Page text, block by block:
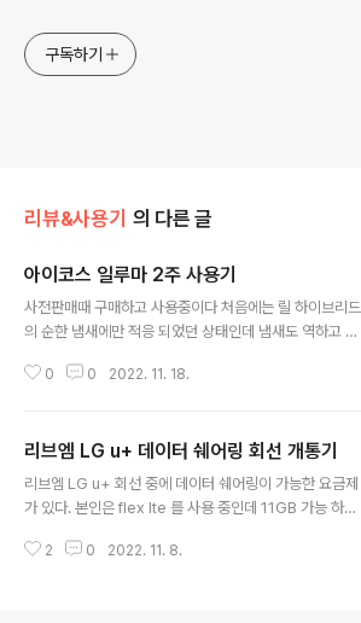
구독하기
리뷰&사용기 의 다른 글
아이코스 일루마 2주 사용기
사전판매때 구매하고 사용중이다 처음에는 릴 하이브리드
의 순한 냄새에만 적응 되었던 상태인데 냄새도 역하고 차
월등히 적구나 하고 느낄 수 있었다 하지만 언제나 그렇듯
막 30분에 한번씩 땡기고 3-4개 연달아 피우고 해도 아무
렇지도 않았는데 테리아로 바꾸고 나서 부터는 2시간에 한
번 꼴로 피우게 되는 거 같다 가끔 1시간도 안되서 피게 되
같다 맛은 예전에 그냥 릴 폈을때 퍼플 그린 그린징 블루 오
0 0 2022. 11. 18.
리브엠 LG u+ 데이터 쉐어링 회선 개통기
리브엠 LG u+ 회선 중에 데이터 쉐어링이 가능한 요금제
가 있다. 본인은 flex lte 를 사용 중인데 11GB 가능 하다
우체국 등기(택배 아님)로 유심이 도착하고 개통 절차 시작
2 0 2022. 11. 8.